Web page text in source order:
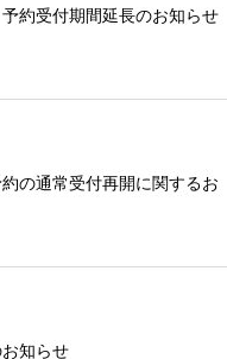
約受付期間延長のお知らせ
の通常受付再開に関するお
お知らせ